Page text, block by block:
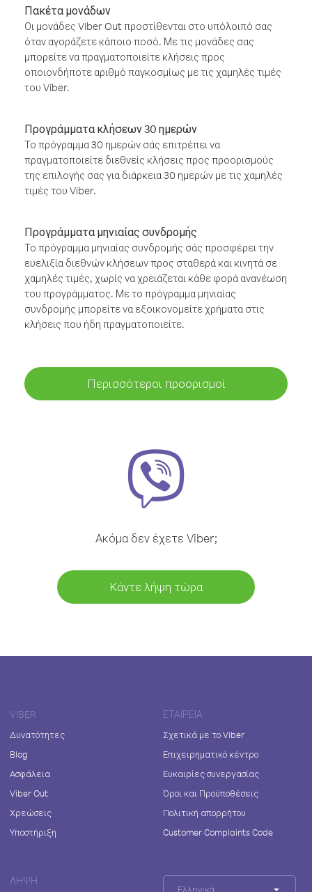
Πακέτα μονάδων
Οι μονάδες Viber Out προστίθενται στο υπόλοιπό σας
όταν αγοράζετε κάποιο ποσό. Με τις μονάδες σας
μπορείτε να πραγματοποιείτε κλήσεις προς
οποιονδήποτε αριθμό παγκοσμίως με τις χαμηλές τιμές
του Viber.
Προγράμματα κλήσεων 30 ημερών
Το πρόγραμμα 30 ημερών σάς επιτρέπει να
πραγματοποιείτε διεθνείς κλήσεις προς προορισμούς
της επιλογής σας για διάρκεια 30 ημερών με τις χαμηλές
τιμές του Viber.
Προγράμματα μηνιαίας συνδρομής
Το πρόγραμμα μηνιαίας συνδρομής σάς προσφέρει την
ευελιξία διεθνών κλήσεων προς σταθερά και κινητά σε
χαμηλές τιμές, χωρίς να χρειάζεται κάθε φορά ανανέωση
του προγράμματος. Με το πρόγραμμα μηνιαίας
συνδρομής μπορείτε να εξοικονομείτε χρήματα στις
κλήσεις που ήδη πραγματοποιείτε.
Περισσότεροι προορισμοί
Ακόμα δεν έχετε Viber;
Κάντε λήψη τώρα
VIBER
Δυνατότητες
Blog
Ασφάλεια
Viber Out
Χρεώσεις
Υποστήριξη
ΕΤΑΙΡΕΊΑ
Σχετικά με το Viber
Επιχειρηματικό κέντρο
Ευκαιρίες συνεργασίας
Όροι και Προϋποθέσεις
Πολιτική απορρήτου
Customer Complaints Code
ΛΉΨΗ
Ελληνικά